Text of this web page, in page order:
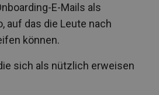
E-Mails als
auf das die Leute nach
können.
sich als nützlich erweisen